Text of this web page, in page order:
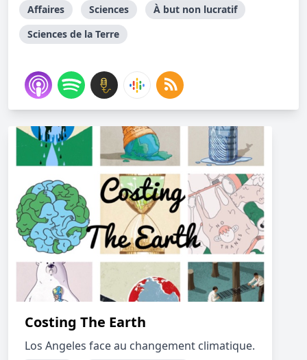
Affaires Sciences
À but non lucratif
Sciences de la Terre
Costing The Earth
Los Angeles face au changement climatique.